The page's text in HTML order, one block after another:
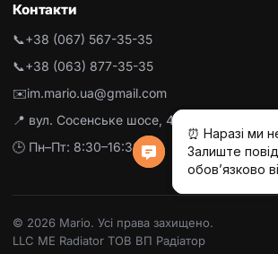
Контакти
📞+38 (067) 567-35-35
📞+38 (063) 877-35-35
✉️im.mario.ua@gmail.com
📍 вул. Сосенське шосе, 4-Б, м. Літин
🕒 Пн–Пт: 8:30–16:30
© 2026 Mario. Усі права захищено.
LLC ME Radiator ТОВ ВП Радіатор